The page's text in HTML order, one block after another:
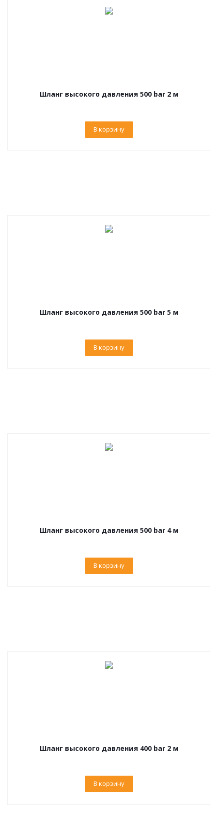
Шланг высокого давления 500 bar 2 м
В корзину
Шланг высокого давления 500 bar 5 м
В корзину
Шланг высокого давления 500 bar 4 м
В корзину
Шланг высокого давления 400 bar 2 м
В корзину